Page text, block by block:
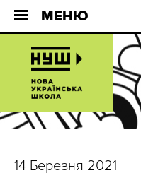
МЕНЮ
14 Березня 2021